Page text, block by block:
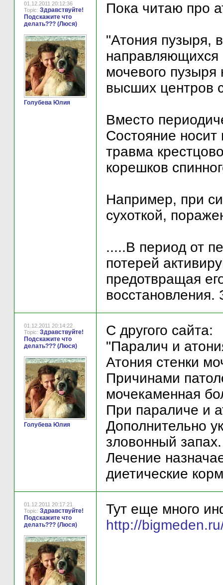
01.12.2011 20:12:36
Topic: Здравствуйте!
Подскажите что
делать??? (Люся)
Голубева Юлия
Пока читаю про
"Атония пузыря,
направляющихся
мочевого
высших центров
Вместо
Состояние
травма
корешков
Например, при
сухоткой,
.....В период от
потерей
предотвращая
01.12.2011 20:14:22
Topic: Здравствуйте!
Подскажите что
делать??? (Люся)
Голубева Юлия
С другого сайта:
"Паралич и
Атония стенки
Причинами
мочекаменная
При параличе и
Дополнительно
зловонный запах.
Лечение
диетические
01.12.2011 20:17:21
Topic: Здравствуйте!
Подскажите что
делать??? (Люся)
Тут еще много
http://